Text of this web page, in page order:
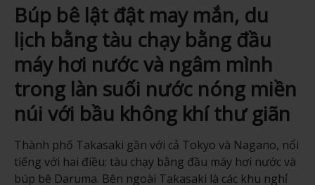
Búp bê lật đật may mắn, du
lịch bằng tàu chạy bằng đầu
máy hơi nước và ngâm mình
trong làn suối nước nóng miền
núi với bầu không khí thư giãn
Thành phố Takasaki gần với cả Tokyo và Nagano, nổi
tiếng với hai điều: tàu chạy bằng đầu máy hơi nước và
búp bê Daruma. Bên ngoài Takasaki là các khu nghỉ